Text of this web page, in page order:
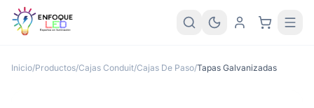
Inicio/Productos/Cajas Conduit/Cajas De Paso/Tapas Galvanizadas